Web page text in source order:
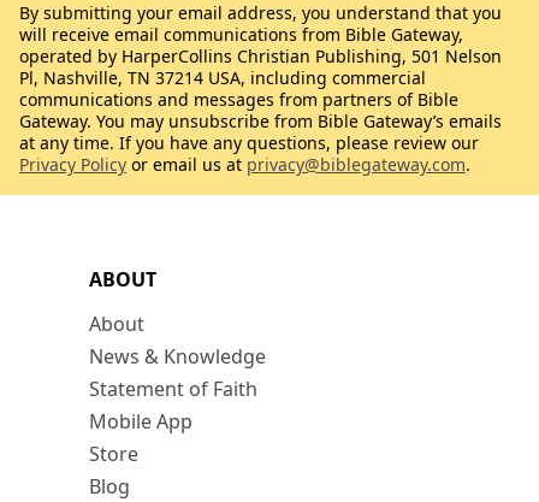
ABOUT
About
News & Knowledge
Statement of Faith
Mobile App
Store
Blog
By submitting your email address, you understand that you
will receive email communications from Bible Gateway,
operated by HarperCollins Christian Publishing, 501 Nelson
Pl, Nashville, TN 37214 USA, including commercial
communications and messages from partners of Bible
Gateway. You may unsubscribe from Bible Gateway’s emails
at any time. If you have any questions, please review our
Privacy Policy or email us at privacy@biblegateway.com.